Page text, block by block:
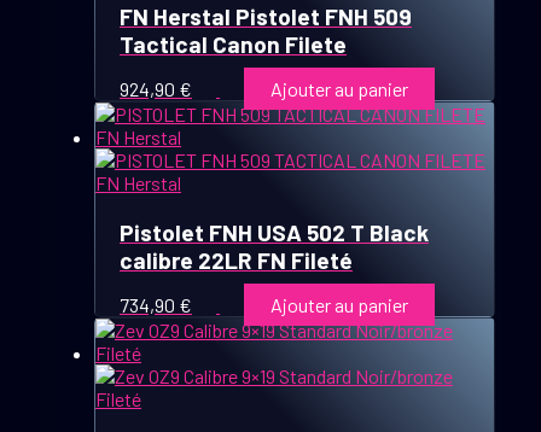
FN Herstal Pistolet FNH 509
Tactical Canon Filete
924,90 € Ajouter au panier
Pistolet FNH USA 502 T Black
calibre 22LR FN Fileté
734,90 € Ajouter au panier